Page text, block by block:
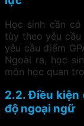
Học sinh cần
tùy theo yêu
yêu cầu điểm
Ngoài ra, học
môn học quan
2.2. Điều kiện
độ ngoại ngữ